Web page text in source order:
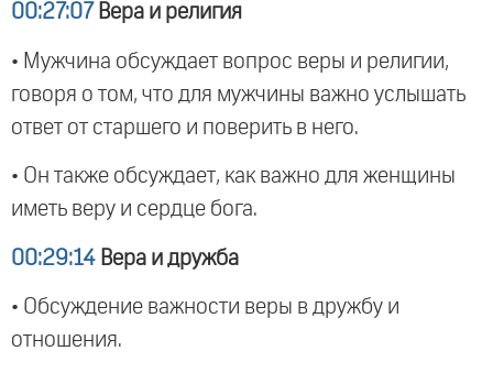
00:27:07 Вера и религия
• Мужчина обсуждает вопрос веры и религии,
говоря о том, что для мужчины важно услышать
ответ от старшего и поверить в него.
• Он также обсуждает, как важно для женщины
иметь веру и сердце бога.
00:29:14 Вера и дружба
• Обсуждение важности веры в дружбу и
отношения.